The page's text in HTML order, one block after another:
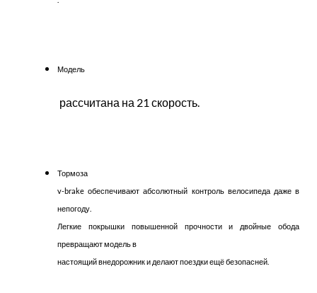
Модель
рассчитана на 21 скорость.
Тормоза
v-brake обеспечивают абсолютный контроль велосипеда даже в
непогоду.
Легкие покрышки повышенной прочности и двойные обода
превращают модель в
настоящий внедорожник и делают поездки ещё безопасней.